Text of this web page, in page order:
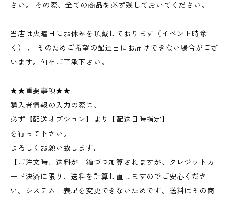
さい。 その際、全ての商品を必ず残しておいてください。
当店は火曜日にお休みを頂戴しております（イベント時除
く） 、 そのためご希望の配達日にお届けできない場合がござ
います。何卒ご了承下さい。
★★重要事項★★
購入者情報の入力の際に、
必ず【配送オプション】より【配送日時指定】
を行って下さい。
よろしくお願い致します。
【ご注文時、送料が一箱づつ加算されますが、クレジットカ
ード決済に限り、送料を計算し直しますのでご安心くださ
い。システム上表記を変更できないためです。送料はその商